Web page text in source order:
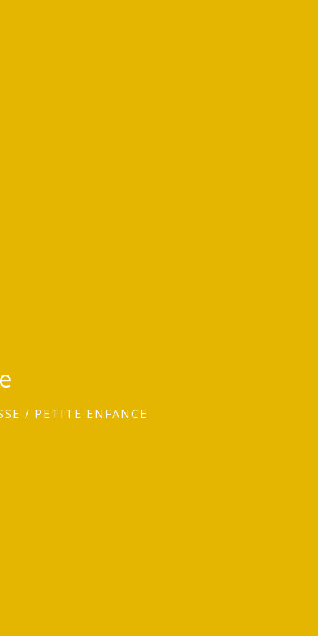
/ PETITE ENFANCE